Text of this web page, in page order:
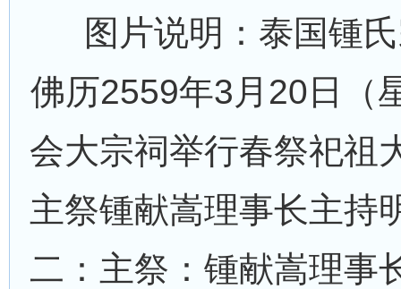
图片说明：泰国锺
佛历2559年3月20日（
会大宗祠举行春祭祀祖
主祭锺献嵩理事长主持
二：主祭：锺献嵩理事